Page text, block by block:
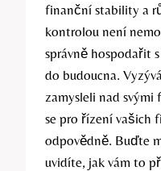
finanční stability a
kontrolou není
správně hospodařit
do budoucna.
zamysleli nad
se pro řízení vašich
odpovědně. Buďte
uvidíte, jak vám to